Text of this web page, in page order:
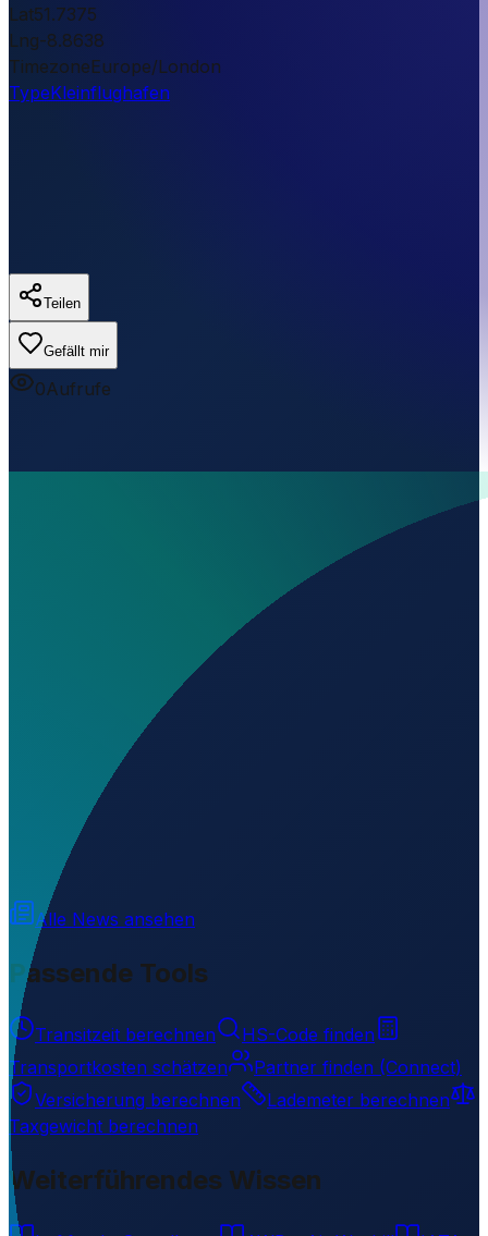
Lat51.7375
Lng-8.8638
TimezoneEurope/London
TypeKleinflughafen
Teilen
Gefällt mir
0Aufrufe
Wo liegt Eniskeane Airfield?
Auf welcher Höhe liegt Eniskeane Airfield?
Wird geladen...
51.73753
30
Alle News ansehen
Passende Tools
Transitzeit berechnen
HS-Code finden
Transportkosten schätzen
Partner finden (Connect)
Versicherung berechnen
Lademeter berechnen
Taxgewicht berechnen
Weiterführendes Wissen